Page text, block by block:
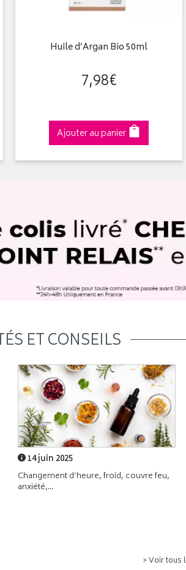
Huile d’Argan Bio 50ml
7,98€
Ajouter au panier
ET CONSEILS
14 juin 2025
Changement d’heure, froid, couvre feu,
anxiété,...
> Voir tous